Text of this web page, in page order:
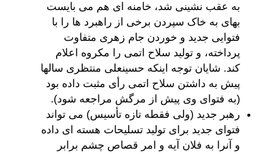
به عقب نشینی شد، خامنه ای هم می بایست
بهای به خاک سپردن برخی از راهبرد ها را با
فتوایی جدید و خوردن جام زهری متفاوت
پرداخته، و تولید سلاح اتمی را مکروه اعلام
کند. شایان توجه اینکه حسینعلی منتظری سالها
پیش به داشتن سلاح اتمی رأی مثبت داده بود
(به فتوای وی پیش از مرگش مراجعه شود).
رهبر جدید (ولی فقطه تازه تأسیس) می تواند
فتوای جدید برای تولید تسلیحات هسته ای داده
و آنرا به فلان آیه و امر قصاص چشم برابر